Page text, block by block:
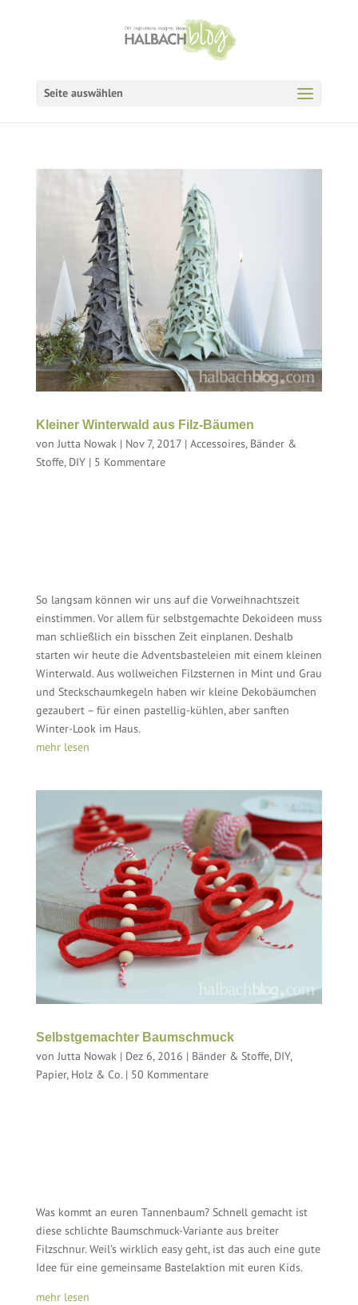
Seite auswählen
Kleiner Winterwald aus Filz-Bäumen
vonJutta Nowak| Nov 7, 2017| Accessoires, Bänder &
Stoffe, DIY| 5 Kommentare
So langsam können wir uns auf die Vorweihnachtszeit
einstimmen. Vor allem für selbstgemachte Dekoideen muss
man schließlich ein bisschen Zeit einplanen. Deshalb
starten wir heute die Adventsbasteleien mit einem kleinen
Winterwald. Aus wollweichen Filzsternen in Mint und Grau
und Steckschaumkegeln haben wir kleine Dekobäumchen
gezaubert – für einen pastellig-kühlen, aber sanften
Winter-Look im Haus.
mehr lesen
Selbstgemachter Baumschmuck
vonJutta Nowak| Dez 6, 2016 | Bänder & Stoffe, DIY,
Papier, Holz & Co.| 50 Kommentare
Was kommt an euren Tannenbaum? Schnell gemacht ist
diese schlichte Baumschmuck-Variante aus breiter
Filzschnur. Weil’s wirklich easy geht, ist das auch eine gute
Idee für eine gemeinsame Bastelaktion mit euren Kids.
mehr lesen